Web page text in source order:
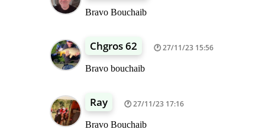
Bravo Bouchaib
Chgros 62 27/11/23 15:56
Bravo bouchaib
Ray 27/11/23 17:16
Bravo Bouchaib